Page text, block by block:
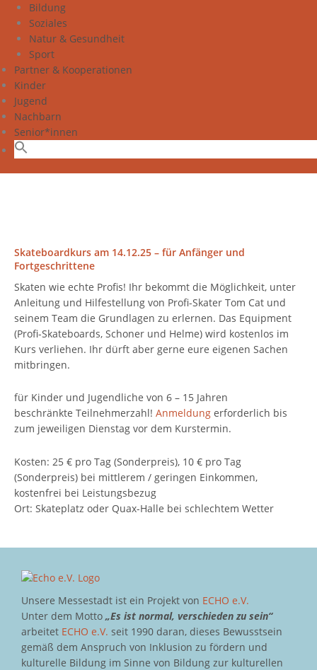
Bildung
Soziales
Natur & Gesundheit
Sport
Partner & Kooperationen
Kinder
Jugend
Nachbarn
Senior*innen
Skateboardkurs am 14.12.25 – für Anfänger und
Fortgeschrittene
Skaten wie echte Profis! Ihr bekommt die Möglichkeit, unter
Anleitung und Hilfestellung von Profi-Skater Tom Cat und
seinem Team die Grundlagen zu erlernen. Das Equipment
(Profi-Skateboards, Schoner und Helme) wird kostenlos im
Kurs verliehen. Ihr dürft aber gerne eure eigenen Sachen
mitbringen.
für Kinder und Jugendliche von 6 – 15 Jahren
beschränkte Teilnehmerzahl! Anmeldung erforderlich bis
zum jeweiligen Dienstag vor dem Kurstermin.
Kosten: 25 € pro Tag (Sonderpreis), 10 € pro Tag
(Sonderpreis) bei mittlerem / geringen Einkommen,
kostenfrei bei Leistungsbezug
Ort: Skateplatz oder Quax-Halle bei schlechtem Wetter
Unsere Messestadt ist ein Projekt von ECHO e.V.
Unter dem Motto „Es ist normal, verschieden zu sein“
arbeitet ECHO e.V. seit 1990 daran, dieses Bewusstsein
gemäß dem Anspruch von Inklusion zu fördern und
kulturelle Bildung im Sinne von Bildung zur kulturellen